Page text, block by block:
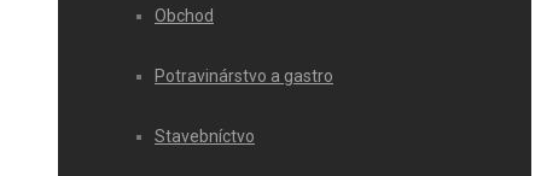
Obchod
Potravinárstvo a gastro
Stavebníctvo